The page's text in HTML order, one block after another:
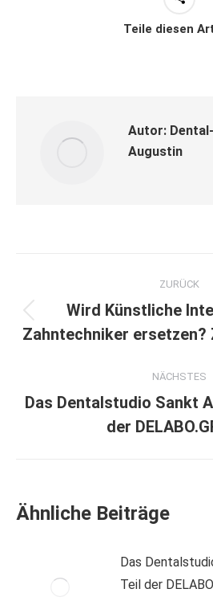
Teile diesen
Autor:
Augustin
ZURÜCK
Wird Künstliche
Zahntechniker ersetzen?
NÄCHSTES
Das Dentalstudio Sankt
der
Ähnliche Beiträge
Das
Teil der